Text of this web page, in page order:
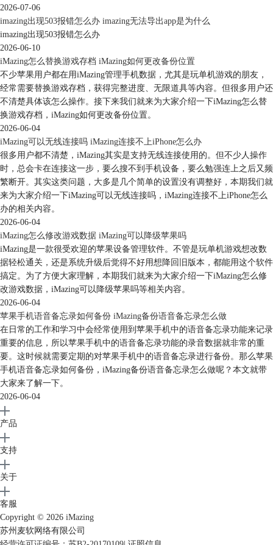
图7、iMazing偏好设置—设备
照片设置：导出照片格式以及照片质量。
图8、iMazing偏好设置—照片
媒体设置：自动检测已经在iTunes中的媒体，包括已禁用、模糊匹配和严
格匹配等。
2026-07-06
imazing出现503报错怎么办 imazing无法导出app是为什么
imazing出现503报错怎么办
2026-06-10
iMazing怎么替换游戏存档 iMazing如何更改备份位置
不少苹果用户都在用iMazing管理手机数据，尤其是玩单机游戏的朋友，
经常需要替换游戏存档，获得完整进度、无限道具等内容。但很多用户还
不清楚具体该怎么操作。接下来我们就来为大家介绍一下iMazing怎么替
换游戏存档，iMazing如何更改备份位置。
2026-06-04
iMazing可以无线连接吗 iMazing连接不上iPhone怎么办
很多用户都不清楚，iMazing其实是支持无线连接使用的。但不少人操作
时，总会卡在连接这一步，要么搜不到手机设备，要么勉强连上之后又频
繁断开。其实这类问题，大多是几个简单的设置没有调整好，本期我们就
来为大家介绍一下iMazing可以无线连接吗，iMazing连接不上iPhone怎么
办的相关内容。
2026-06-04
iMazing怎么修改游戏数据 iMazing可以降级苹果吗
iMazing是一款很受欢迎的苹果设备管理软件。不管是玩单机游戏想改数
据轻松通关，还是系统升级后觉得不好用想降回旧版本，都能用这个软件
搞定。为了方便大家理解，本期我们就来为大家介绍一下iMazing怎么修
改游戏数据，iMazing可以降级苹果吗等相关内容。
2026-06-04
苹果手机语音备忘录如何备份 iMazing备份语音备忘录怎么做
在日常的工作和学习中会经常使用到苹果手机中的语音备忘录功能来记录
重要的信息，所以苹果手机中的语音备忘录功能的录音数据就非常的重
要。这时候就需要定期的对苹果手机中的语音备忘录进行备份。那么苹果
手机语音备忘录如何备份，iMazing备份语音备忘录怎么做呢？本文就带
大家来了解一下。
2026-06-04
产品
支持
关于
客服
Copyright © 2026 iMazing
苏州麦软网络有限公司